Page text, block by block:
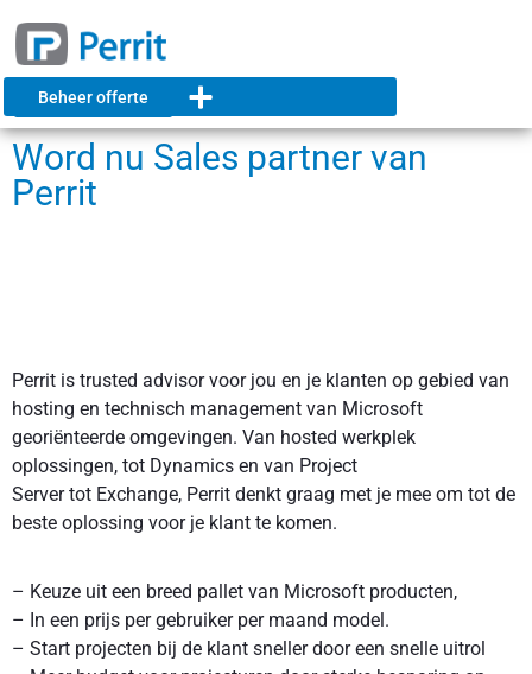
Beheer offerte
Word nu Sales partner van
Perrit
Perrit is trusted advisor voor jou en je klanten op gebied van
hosting en technisch management van Microsoft
georiënteerde omgevingen. Van hosted werkplek
oplossingen, tot Dynamics en van Project
Server tot Exchange, Perrit denkt graag met je mee om tot de
beste oplossing voor je klant te komen.
– Keuze uit een breed pallet van Microsoft producten,
– In een prijs per gebruiker per maand model.
– Start projecten bij de klant sneller door een snelle uitrol